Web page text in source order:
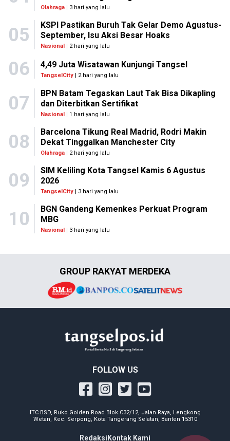
Olahraga| 3 hari yang lalu
05
KSPI Pastikan Buruh Tak Gelar Demo Agustus-
September, Isu Aksi Besar Hoaks
Nasional| 2 hari yang lalu
06 4,49 Juta Wisatawan Kunjungi Tangsel
TangselCity | 2 hari yang lalu
07
BPN Batam Tegaskan Laut Tak Bisa Dikapling
dan Diterbitkan Sertifikat
Nasional| 1 hari yang lalu
08
Barcelona Tikung Real Madrid, Rodri Makin
Dekat Tinggalkan Manchester City
Olahraga| 2 hari yang lalu
09
SIM Keliling Kota Tangsel Kamis 6 Agustus
2026
TangselCity| 3 hari yang lalu
10
BGN Gandeng Kemenkes Perkuat Program
MBG
Nasional| 3 hari yang lalu
GROUP RAKYAT MERDEKA
FOLLOW US
ITC BSD, Ruko Golden Road Blok C32/12, Jalan Raya, Lengkong
Wetan, Kec. Serpong, Kota Tangerang Selatan, Banten 15310
Redaksi Kontak Kami